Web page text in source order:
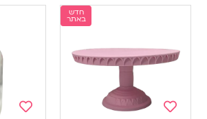
חדש
באתר